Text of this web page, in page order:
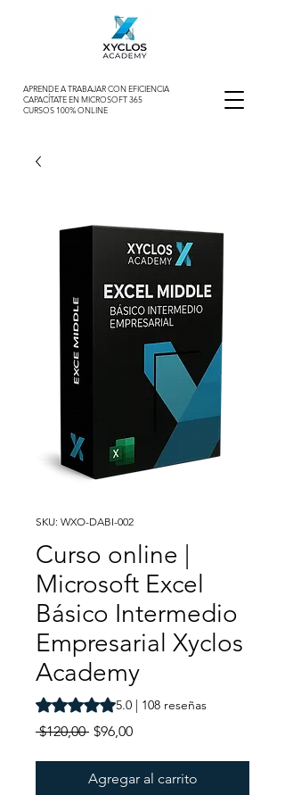
APRENDE A TRABAJAR CON EFICIENCIA
CAPACÍTATE EN MICROSOFT 365
CURSOS 100% ONLINE
SKU: WXO-DABI-002
Curso online |
Microsoft Excel
Básico Intermedio
Empresarial Xyclos
Academy
Según 108 reseñas, la calificación es
5.0 | 108 reseñas
$120,00 Precio
$96,00Precio
oferta
Agregar al carrito